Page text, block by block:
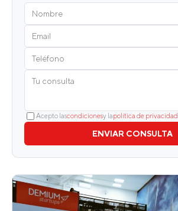
Acepto lascondicionesy lapolítica de privacidad
ENVIAR CONSULTA